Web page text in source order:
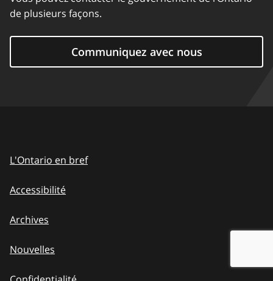
de plusieurs façons.
Communiquez avec nous
L'Ontario en bref
Accessibilité
Archives
Nouvelles